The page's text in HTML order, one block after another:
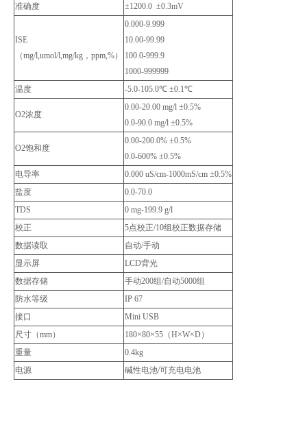
准确度
±1200.0 ±0.3mV
ISE
（mg/l,umol/l,mg/kg，ppm,%）
0.000-9.999
10.00-99.99
100.0-999.9
1000-999999
温度
-5.0-105.0℃ ±0.1℃
O2浓度
0.00-20.00 mg/l ±0.5%
0.0-90.0 mg/l ±0.5%
O2饱和度
0.00-200.0% ±0.5%
0.0-600% ±0.5%
电导率
0.000 uS/cm-1000mS/cm ±0.5%
盐度
0.0-70.0
TDS
0 mg-199.9 g/l
校正
5点校正/10组校正数据存储
数据读取
自动/手动
显示屏
LCD背光
数据存储
手动200组/自动5000组
防水等级
IP 67
接口
Mini USB
尺寸（mm）
180×80×55（H×W×D）
重量
0.4kg
电源
碱性电池/可充电电池